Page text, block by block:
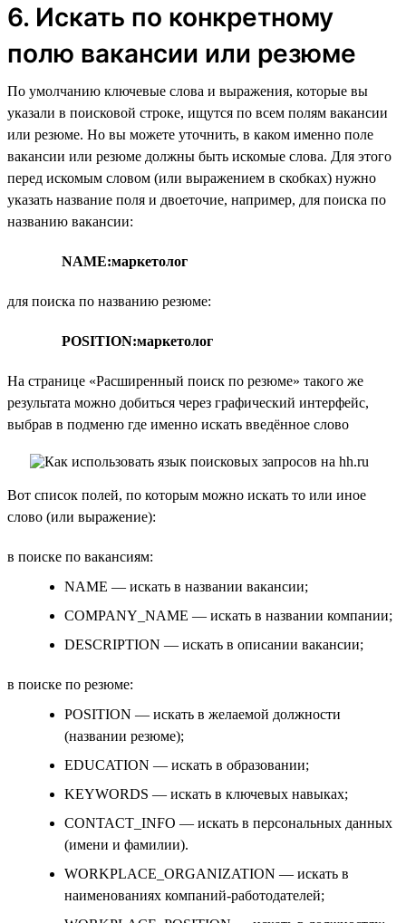
6. Искать по конкретному
полю вакансии или резюме
По умолчанию ключевые слова и выражения, которые вы
указали в поисковой строке, ищутся по всем полям вакансии
или резюме. Но вы можете уточнить, в каком именно поле
вакансии или резюме должны быть искомые слова. Для этого
перед искомым словом (или выражением в скобках) нужно
указать название поля и двоеточие, например, для поиска по
названию вакансии:
NAME:маркетолог
для поиска по названию резюме:
POSITION:маркетолог
На странице «Расширенный поиск по резюме» такого же
результата можно добиться через графический интерфейс,
выбрав в подменю где именно искать введённое слово
Вот список полей, по которым можно искать то или иное
слово (или выражение):
в поиске по вакансиям:
NAME — искать в названии вакансии;
COMPANY_NAME — искать в названии компании;
DESCRIPTION — искать в описании вакансии;
в поиске по резюме:
POSITION — искать в желаемой должности
(названии резюме);
EDUCATION — искать в образовании;
KEYWORDS — искать в ключевых навыках;
CONTACT_INFO — искать в персональных данных
(имени и фамилии).
WORKPLACE_ORGANIZATION — искать в
наименованиях компаний-работодателей;